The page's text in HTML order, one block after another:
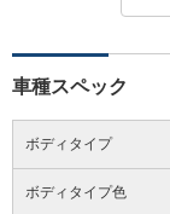
車種スペック
ボディタイプ
ボディタイプ色